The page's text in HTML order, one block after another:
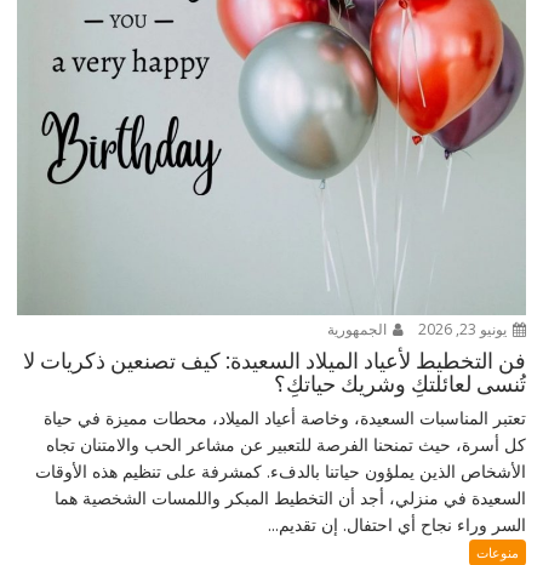
يونيو 23, 2026 الجمهورية
فن التخطيط لأعياد الميلاد السعيدة: كيف تصنعين ذكريات لا
تُنسى لعائلتكِ وشريك حياتكِ؟
تعتبر المناسبات السعيدة، وخاصة أعياد الميلاد، محطات مميزة في حياة
كل أسرة، حيث تمنحنا الفرصة للتعبير عن مشاعر الحب والامتنان تجاه
الأشخاص الذين يملؤون حياتنا بالدفء. كمشرفة على تنظيم هذه الأوقات
السعيدة في منزلي، أجد أن التخطيط المبكر واللمسات الشخصية هما
السر وراء نجاح أي احتفال. إن تقديم...
منوعات